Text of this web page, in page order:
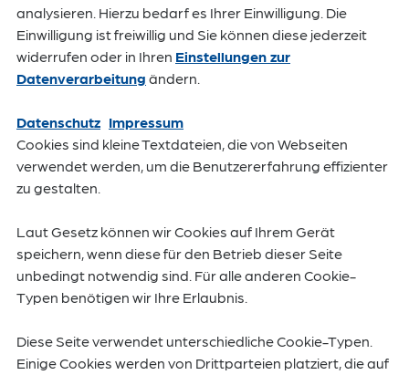
analysieren. Hierzu bedarf es Ihrer Einwilligung. Die
Einwilligung ist freiwillig und Sie können diese jederzeit
widerrufen oder in Ihren Einstellungen zur
Datenverarbeitung ändern.
Datenschutz Impressum
Cookies sind kleine Textdateien, die von Webseiten
verwendet werden, um die Benutzererfahrung effizienter
zu gestalten.
Laut Gesetz können wir Cookies auf Ihrem Gerät
speichern, wenn diese für den Betrieb dieser Seite
unbedingt notwendig sind. Für alle anderen Cookie-
Typen benötigen wir Ihre Erlaubnis.
Diese Seite verwendet unterschiedliche Cookie-Typen.
Einige Cookies werden von Drittparteien platziert, die auf